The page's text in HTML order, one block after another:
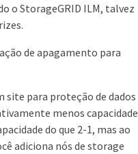
o StorageGRID ILM, talvez
de apagamento para
site para proteção de dados
menos capacidade
do que 2-1, mas ao
adiciona nós de storage